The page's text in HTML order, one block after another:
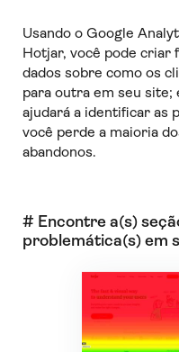
Usando o Google
Hotjar, você pode criar
dados sobre como os
para outra em seu site;
ajudará a identificar as
você perde a maioria
abandonos.
# Encontre a(s)
problemática(s) em